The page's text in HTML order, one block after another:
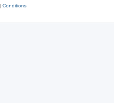
| Conditions